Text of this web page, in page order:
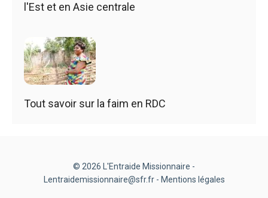
l'Est et en Asie centrale
Tout savoir sur la faim en RDC
© 2026 L'Entraide Missionnaire -
Lentraidemissionnaire@sfr.fr - Mentions légales